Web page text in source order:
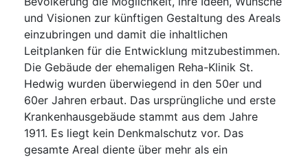
und Visionen zur künftigen Gestaltung des Areals
einzubringen und damit die inhaltlichen
Leitplanken für die Entwicklung mitzubestimmen.
Die Gebäude der ehemaligen Reha-Klinik St.
Hedwig wurden überwiegend in den 50er und
60er Jahren erbaut. Das ursprüngliche und erste
Krankenhausgebäude stammt aus dem Jahre
1911. Es liegt kein Denkmalschutz vor. Das
gesamte Areal diente über mehr als ein